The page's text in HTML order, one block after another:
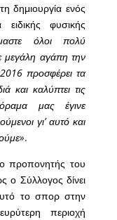
δημιουργία ενός
φυσικής
όλοι πολύ
αγάπη την
προσφέρει τα
και καλύπτει τις
μας έγινε
γι’ αυτό και
.
προπονητής του
ο Σύλλογος δίνει
το σπορ στην
περιοχή